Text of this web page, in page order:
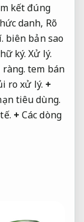
kết đúng
danh, Rõ
biên bản sao
ký.Xử lý.
ràng. tem bán
ro xử lý. +
tiêu dùng.
+ Các dòng